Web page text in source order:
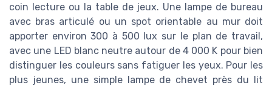
coin lecture ou la table de jeux. Une lampe de bureau
avec bras articulé ou un spot orientable au mur doit
apporter environ 300 à 500 lux sur le plan de travail,
avec une LED blanc neutre autour de 4 000 K pour bien
distinguer les couleurs sans fatiguer les yeux. Pour les
plus jeunes, une simple lampe de chevet près du lit